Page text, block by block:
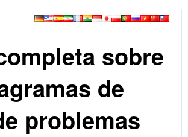
sobre
de
problemas